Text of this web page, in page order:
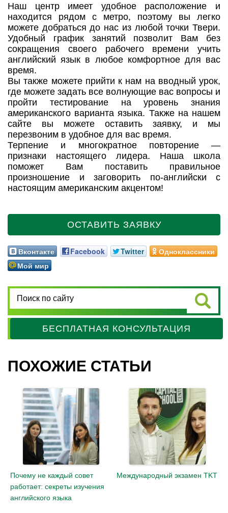
Наш центр имеет удобное расположение и
находится рядом с метро, поэтому вы легко
можете добраться до нас из любой точки Твери.
Удобный график занятий позволит Вам без
сокращения своего рабочего времени учить
английский язык в любое комфортное для вас
время.
Вы также можете прийти к нам на вводный урок,
где можете задать все волнующие вас вопросы и
пройти тестирование на уровень знания
американского варианта языка. Также на нашем
сайте вы можете оставить заявку, и мы
перезвоним в удобное для вас время.
Терпение и многократное повторение —
признаки настоящего лидера. Наша школа
поможет Вам поставить правильное
произношение и заговорить по-английски с
настоящим американским акцентом!
ОСТАВИТЬ ЗАЯВКУ
Вконтакте Facebook Twitter
Одноклассники
Мой мир
БЕСПЛАТНАЯ КОНСУЛЬТАЦИЯ
ПОХОЖИЕ СТАТЬИ
Почему не каждый совет
работает: секреты изучения
английского языка
Международный экзамен TKT